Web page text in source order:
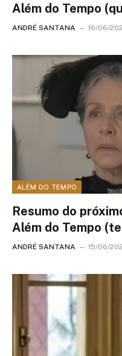
Além do Tempo
ANDRÉ SANTANA 16/06/
ALÉM DO TEMPO
Resumo do
Além do Tempo
ANDRÉ SANTANA 15/06/